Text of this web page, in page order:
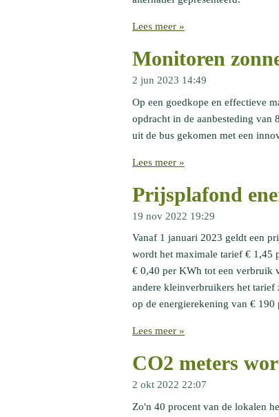
Lees meer »
Monitoren
2 jun 2023 14:49
Op een goedkope en effectieve
opdracht in de aanbesteding van
uit de bus gekomen met een
Lees meer »
Prijsplafond
19 nov 2022 19:29
Vanaf 1 januari 2023 geldt een
wordt het maximale tarief € 1,45
€ 0,40 per KWh tot een verbruik
andere kleinverbruikers het tarief
op de energierekening van € 190
Lees meer »
CO2 meters
2 okt 2022 22:07
Zo'n 40 procent van de lokalen